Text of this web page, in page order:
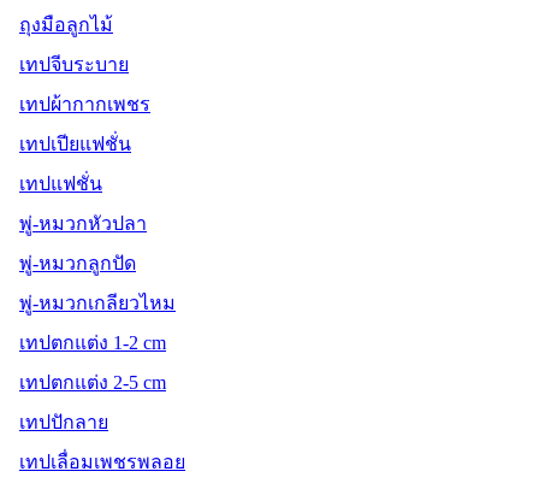
ถุงมือลูกไม้
เทปจีบระบาย
เทปผ้ากากเพชร
เทปเปียแฟชั่น
เทปแฟชั่น
พู่-หมวกหัวปลา
พู่-หมวกลูกปัด
พู่-หมวกเกลียวไหม
เทปตกแต่ง 1-2 cm
เทปตกแต่ง 2-5 cm
เทปปักลาย
เทปเลื่อมเพชรพลอย